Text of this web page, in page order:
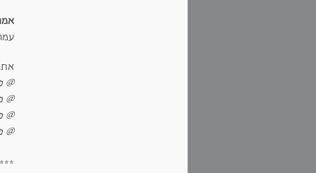
@
@
@
@